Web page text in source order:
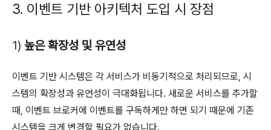
3. 이벤트 기반 아키텍처 도입 시 장점
1) 높은 확장성 및 유연성
이벤트 기반 시스템은 각 서비스가 비동기적으로 처리되므로, 시
스템의 확장성과 유연성이 극대화됩니다. 새로운 서비스를 추가할
때, 이벤트 브로커에 이벤트를 구독하게만 하면 되기 때문에 기존
시스템을 크게 변경할 필요가 없습니다.